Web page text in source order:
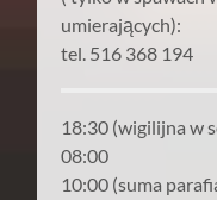
umierających):
tel. 516 368 194
18:30 (wigilijna w
08:00
10:00 (suma